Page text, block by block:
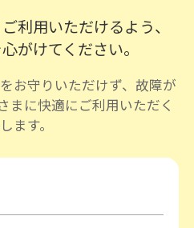
利用いただけるよう、
がけてください。
お守りいただけず、故障が
まに快適にご利用いただく
ます。